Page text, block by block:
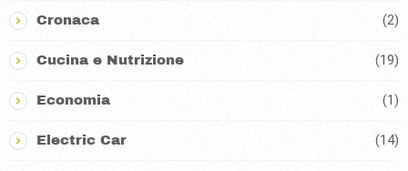
Cronaca (2)
Cucina e Nutrizione (19)
Economia (1)
Electric Car (14)